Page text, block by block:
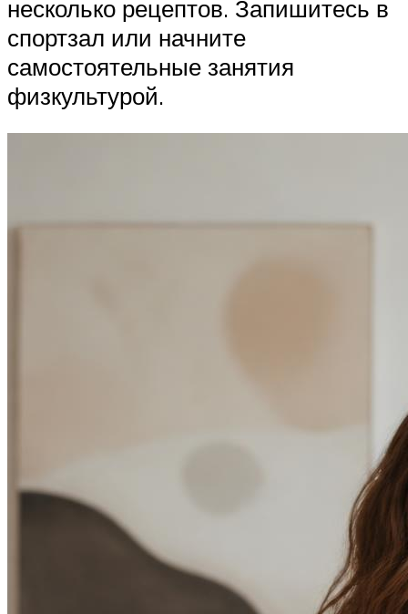
несколько рецептов. Запишитесь в
спортзал или начните
самостоятельные занятия
физкультурой.